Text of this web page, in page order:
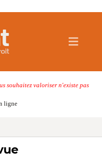
souhaitez valoriser n'existe pas
ligne